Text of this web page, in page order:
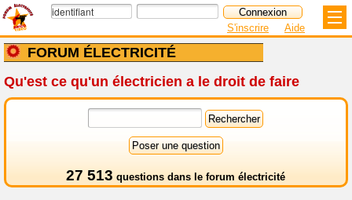
FORUM ÉLECTRICITÉ
S'inscrire Aide
Qu'est ce qu'un électricien a le droit de faire
27 513 questions dans le forum électricité